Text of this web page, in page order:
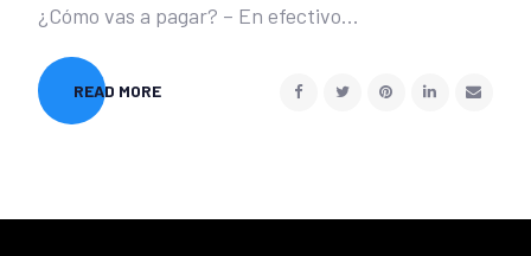
¿Cómo vas a pagar? – En efectivo...
READ MORE